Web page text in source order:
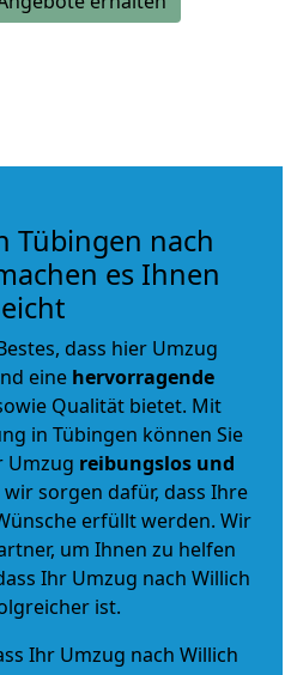
Tübingen nach
es Ihnen
dass hier Umzug
eine hervorragende
Qualität bietet. Mit
in Tübingen können Sie
Umzug reibungslos und
sorgen dafür, dass Ihre
erfüllt werden. Wir
um Ihnen zu helfen
Ihr Umzug nach Willich
ist.
Ihr Umzug nach Willich